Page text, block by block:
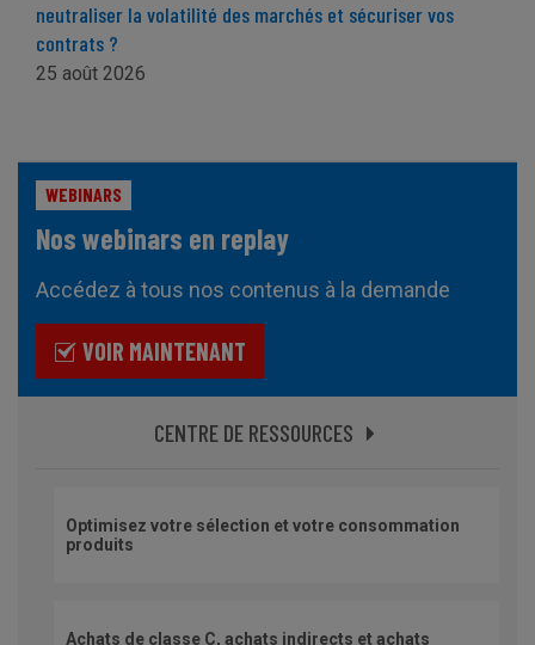
neutraliser la volatilité des marchés et sécuriser vos
contrats ?
25 août 2026
WEBINARS
Nos webinars en replay
Accédez à tous nos contenus à la demande
VOIR MAINTENANT
CENTRE DE RESSOURCES
Optimisez votre sélection et votre consommation
produits
Achats de classe C, achats indirects et achats